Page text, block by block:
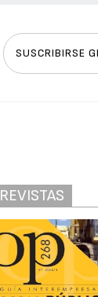
SUSCRIBIRSE
REVISTAS